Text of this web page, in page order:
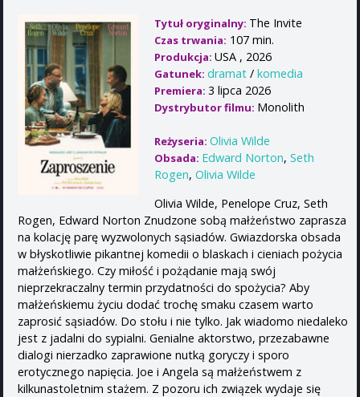
Tytuł oryginalny: The Invite
Czas trwania: 107 min.
Produkcja: USA , 2026
Gatunek: dramat / komedia
Premiera: 3 lipca 2026
Dystrybutor filmu: Monolith
Reżyseria: Olivia Wilde
Obsada: Edward Norton, Seth
Rogen, Olivia Wilde
Olivia Wilde, Penelope Cruz, Seth
Rogen, Edward Norton Znudzone sobą małżeństwo zaprasza
na kolację parę wyzwolonych sąsiadów. Gwiazdorska obsada
w błyskotliwie pikantnej komedii o blaskach i cieniach pożycia
małżeńskiego. Czy miłość i pożądanie mają swój
nieprzekraczalny termin przydatności do spożycia? Aby
małżeńskiemu życiu dodać trochę smaku czasem warto
zaprosić sąsiadów. Do stołu i nie tylko. Jak wiadomo niedaleko
jest z jadalni do sypialni. Genialne aktorstwo, przezabawne
dialogi nierzadko zaprawione nutką goryczy i sporo
erotycznego napięcia. Joe i Angela są małżeństwem z
kilkunastoletnim stażem. Z pozoru ich związek wydaje się